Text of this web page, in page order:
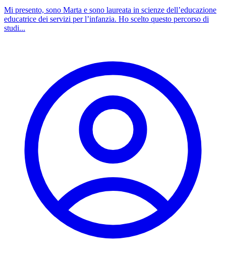
Mi presento, sono Marta e sono laureata in scienze dell’educazione
educatrice dei servizi per l’infanzia. Ho scelto questo percorso di
studi...